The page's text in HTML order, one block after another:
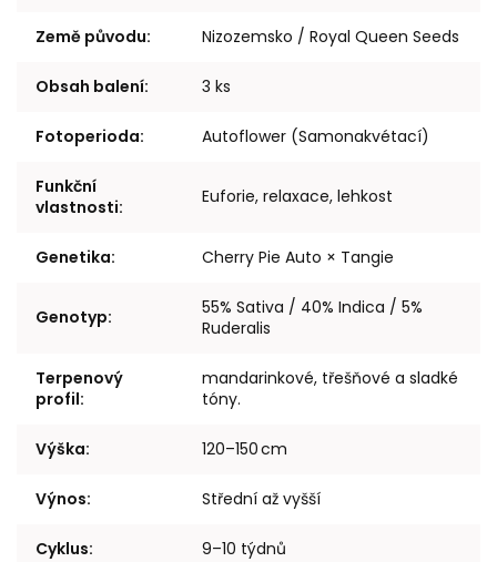
Země původu: Nizozemsko / Royal Queen Seeds
Obsah balení: 3 ks
Fotoperioda: Autoflower (Samonakvétací)
Funkční
vlastnosti: Euforie, relaxace, lehkost
Genetika: Cherry Pie Auto × Tangie
Genotyp:
55% Sativa / 40% Indica / 5%
Ruderalis
Terpenový
profil:
mandarinkové, třešňové a sladké
tóny.
Výška: 120–150 cm
Výnos: Střední až vyšší
Cyklus: 9–10 týdnů